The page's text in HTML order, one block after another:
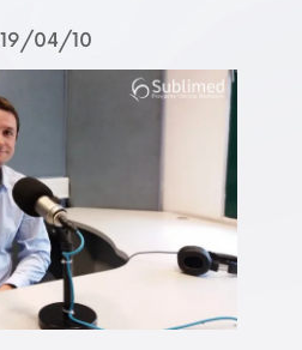
04 10